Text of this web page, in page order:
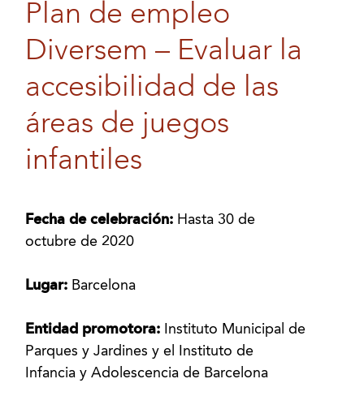
Plan de empleo
Diversem – Evaluar la
accesibilidad de las
áreas de juegos
infantiles
Fecha de celebración: Hasta 30 de
octubre de 2020
Lugar: Barcelona
Entidad promotora:
Instituto Municipal de
Parques y Jardines y el Instituto de
Infancia y Adolescencia de Barcelona